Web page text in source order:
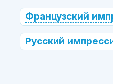
Французский
Русский